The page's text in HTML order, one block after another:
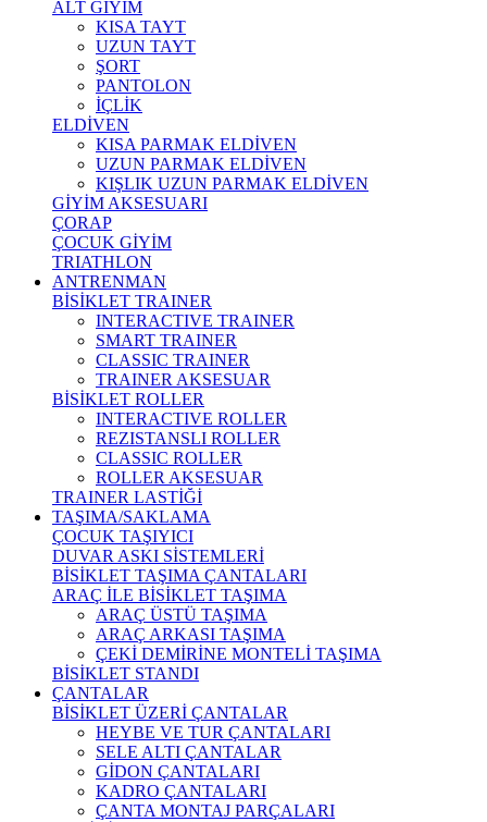
ALT GİYİM
KISA TAYT
UZUN TAYT
ŞORT
PANTOLON
İÇLİK
ELDİVEN
KISA PARMAK ELDİVEN
UZUN PARMAK ELDİVEN
KIŞLIK UZUN PARMAK ELDİVEN
GİYİM AKSESUARI
ÇORAP
ÇOCUK GİYİM
TRIATHLON
ANTRENMAN
BİSİKLET TRAINER
INTERACTIVE TRAINER
SMART TRAINER
CLASSIC TRAINER
TRAINER AKSESUAR
BİSİKLET ROLLER
INTERACTIVE ROLLER
REZISTANSLI ROLLER
CLASSIC ROLLER
ROLLER AKSESUAR
TRAINER LASTİĞİ
TAŞIMA/SAKLAMA
ÇOCUK TAŞIYICI
DUVAR ASKI SİSTEMLERİ
BİSİKLET TAŞIMA ÇANTALARI
ARAÇ İLE BİSİKLET TAŞIMA
ARAÇ ÜSTÜ TAŞIMA
ARAÇ ARKASI TAŞIMA
ÇEKİ DEMİRİNE MONTELİ TAŞIMA
BİSİKLET STANDI
ÇANTALAR
BİSİKLET ÜZERİ ÇANTALAR
HEYBE VE TUR ÇANTALARI
SELE ALTI ÇANTALAR
GİDON ÇANTALARI
KADRO ÇANTALARI
ÇANTA MONTAJ PARÇALARI